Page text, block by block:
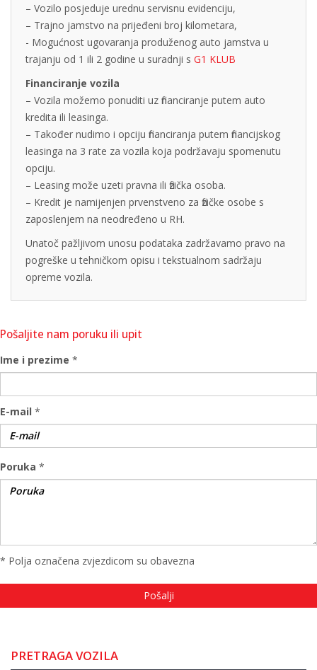
– Vozilo posjeduje urednu servisnu evidenciju,
– Trajno jamstvo na prijeđeni broj kilometara,
- Mogućnost ugovaranja produženog auto jamstva u
trajanju od 1 ili 2 godine u suradnji s G1 KLUB
Financiranje vozila
– Vozila možemo ponuditi uz financiranje putem auto
kredita ili leasinga.
– Također nudimo i opciju financiranja putem financijskog
leasinga na 3 rate za vozila koja podržavaju spomenutu
opciju.
– Leasing može uzeti pravna ili fizička osoba.
– Kredit je namijenjen prvenstveno za fizičke osobe s
zaposlenjem na neodređeno u RH.
Unatoč pažljivom unosu podataka zadržavamo pravo na
pogreške u tehničkom opisu i tekstualnom sadržaju
opreme vozila.
Pošaljite nam poruku ili upit
Ime i prezime *
E-mail *
Poruka *
* Polja označena zvjezdicom su obavezna
PRETRAGA VOZILA